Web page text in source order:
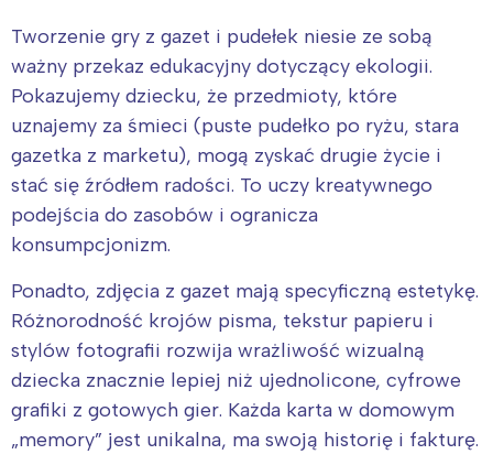
Tworzenie gry z gazet i pudełek niesie ze sobą
ważny przekaz edukacyjny dotyczący ekologii.
Pokazujemy dziecku, że przedmioty, które
uznajemy za śmieci (puste pudełko po ryżu, stara
gazetka z marketu), mogą zyskać drugie życie i
stać się źródłem radości. To uczy kreatywnego
podejścia do zasobów i ogranicza
konsumpcjonizm.
Ponadto, zdjęcia z gazet mają specyficzną estetykę.
Różnorodność krojów pisma, tekstur papieru i
stylów fotografii rozwija wrażliwość wizualną
dziecka znacznie lepiej niż ujednolicone, cyfrowe
grafiki z gotowych gier. Każda karta w domowym
„memory” jest unikalna, ma swoją historię i fakturę.